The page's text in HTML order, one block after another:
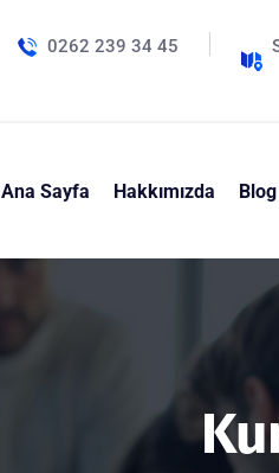
0262 239 34 45
Ana Sayfa Hakkımızda Blog